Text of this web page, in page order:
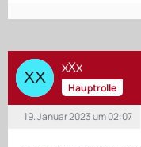
xXx
Hauptrolle
19. Januar 2023 um 02:07